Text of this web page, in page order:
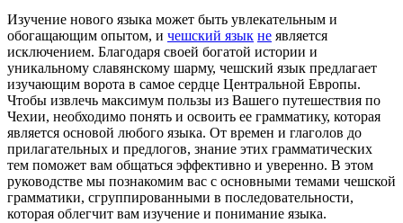
Изучение нового языка может быть увлекательным и
обогащающим опытом, и чешский язык не является
исключением. Благодаря своей богатой истории и
уникальному славянскому шарму, чешский язык предлагает
изучающим ворота в самое сердце Центральной Европы.
Чтобы извлечь максимум пользы из Вашего путешествия по
Чехии, необходимо понять и освоить ее грамматику, которая
является основой любого языка. От времен и глаголов до
прилагательных и предлогов, знание этих грамматических
тем поможет вам общаться эффективно и уверенно. В этом
руководстве мы познакомим вас с основными темами чешской
грамматики, сгруппированными в последовательности,
которая облегчит вам изучение и понимание языка.